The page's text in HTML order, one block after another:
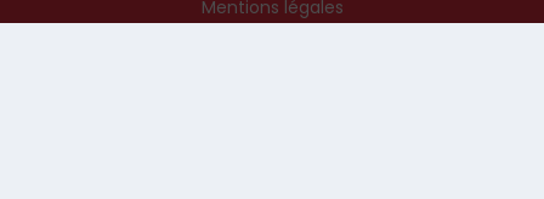
Mentions légales